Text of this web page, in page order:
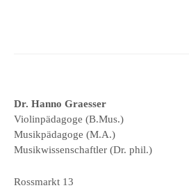
Dr. Hanno Graesser
Violinpädagoge (B.Mus.)
Musikpädagoge (M.A.)
Musikwissenschaftler (Dr. phil.)
Rossmarkt 13